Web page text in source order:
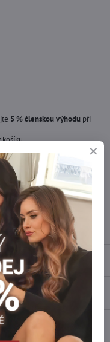
5 % členskou výhodu při
košíku.
?